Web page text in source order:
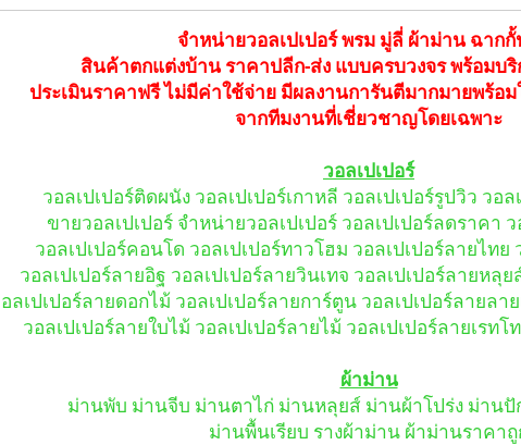
จำหน่ายวอลเปเปอร์ พรม มู่ลี่ ผ้าม่าน ฉาก
สินค้าตกแต่งบ้าน ราคาปลีก-ส่ง แบบครบวงจร พร้อมบ
ประเมินราคาฟรี ไม่มีค่าใช้จ่าย มีผลงานการันตีมากมายพร้อ
จากทีมงานที่เชี่ยวชาญโดยเฉพาะ
วอลเปเปอร์
วอลเปเปอร์ติดผนัง วอลเปเปอร์เกาหลี วอลเปเปอร์รูปวิว วอ
ขายวอลเปเปอร์ จำหน่ายวอลเปเปอร์ วอลเปเปอร์ลดราคา
วอลเปเปอร์คอนโด วอลเปเปอร์ทาวโฮม วอลเปเปอร์ลายไทย
วอลเปเปอร์ลายอิฐ วอลเปเปอร์ลายวินเทจ วอลเปเปอร์ลายหลุ
ลเปเปอร์ลายดอกไม้ วอลเปเปอร์ลายการ์ตูน วอลเปเปอร์ลายลา
วอลเปเปอร์ลายใบไม้ วอลเปเปอร์ลายไม้ วอลเปเปอร์ลายเรท
ผ้าม่าน
ม่านพับ ม่านจีบ ม่านตาไก่ ม่านหลุยส์ ม่านผ้าโปร่ง ม่าน
ม่านพื้นเรียบ รางผ้าม่าน ผ้าม่านราคา